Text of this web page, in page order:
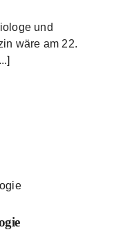
und
wäre am 22.